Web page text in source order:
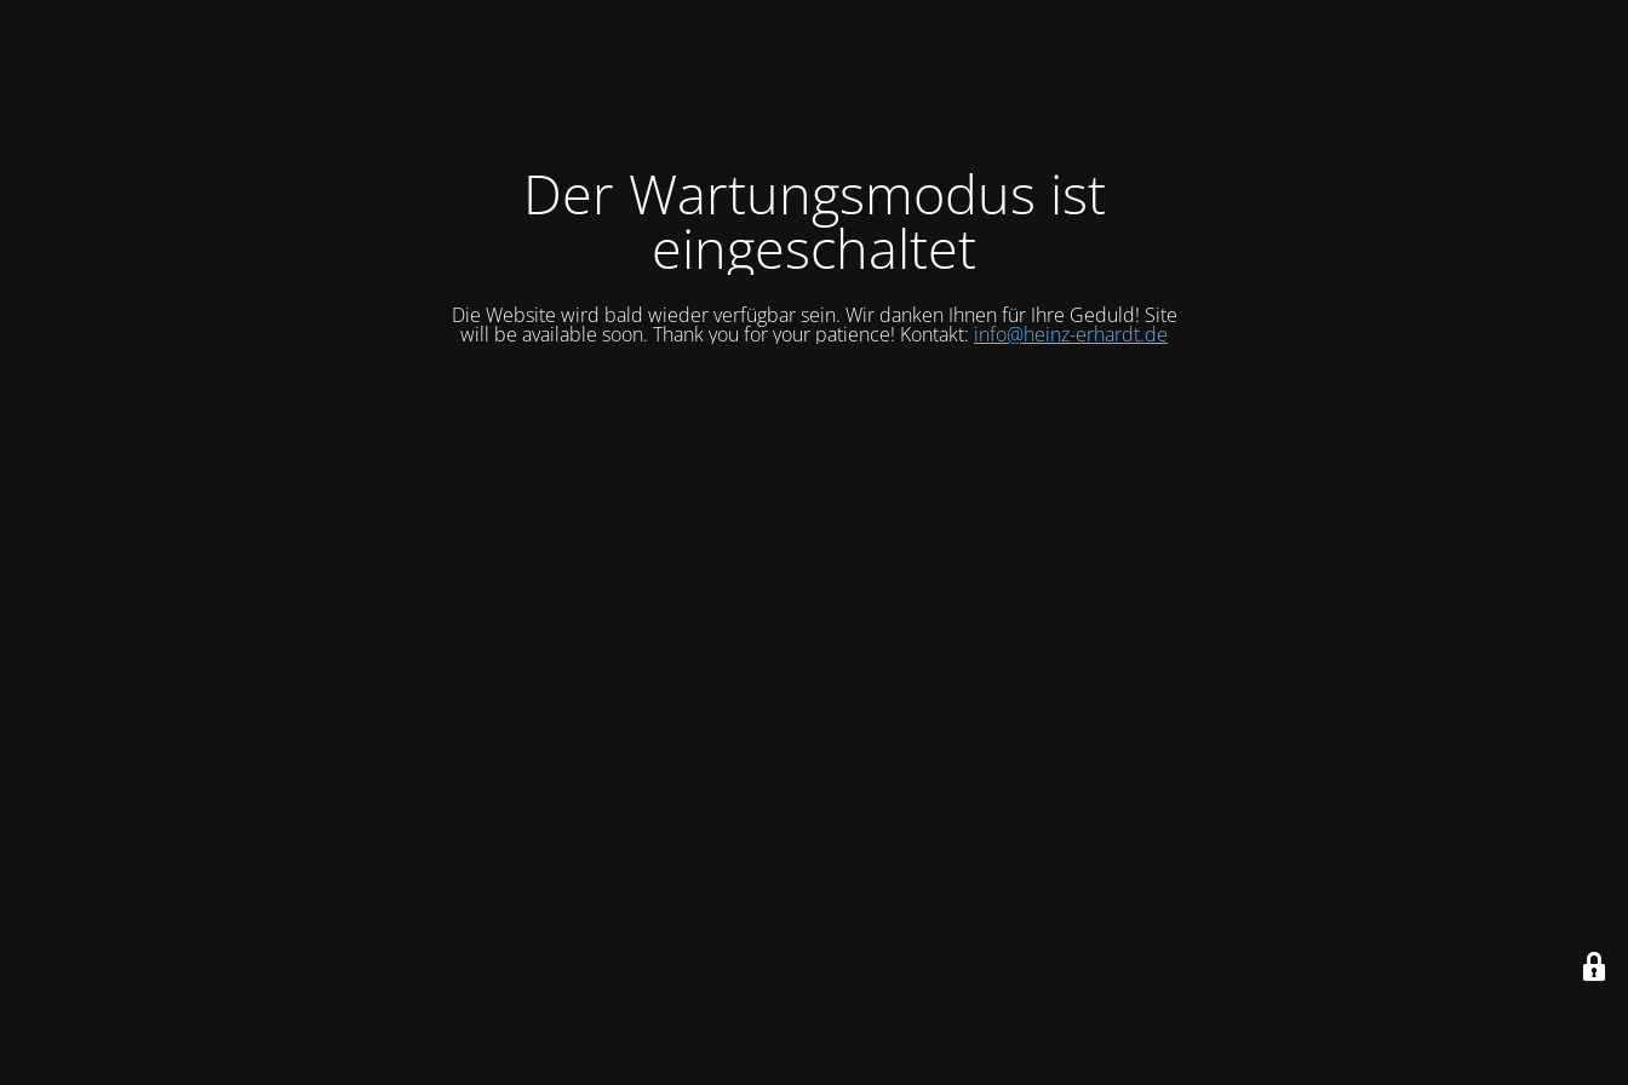
Der Wartungsmodus ist
eingeschaltet
Die Website wird bald wieder verfügbar sein. Wir danken Ihnen für Ihre Geduld! Site
will be available soon. Thank you for your patience! Kontakt: info@heinz-erhardt.de